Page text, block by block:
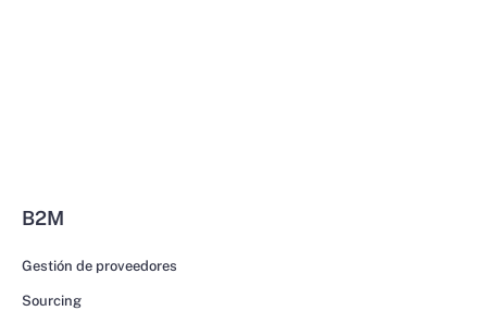
B2M
Gestión de proveedores
Sourcing